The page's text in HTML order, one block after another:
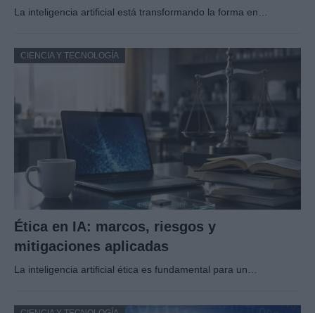
La inteligencia artificial está transformando la forma en…
CIENCIA Y TECNOLOGÍA
Ética en IA: marcos, riesgos y
mitigaciones aplicadas
La inteligencia artificial ética es fundamental para un…